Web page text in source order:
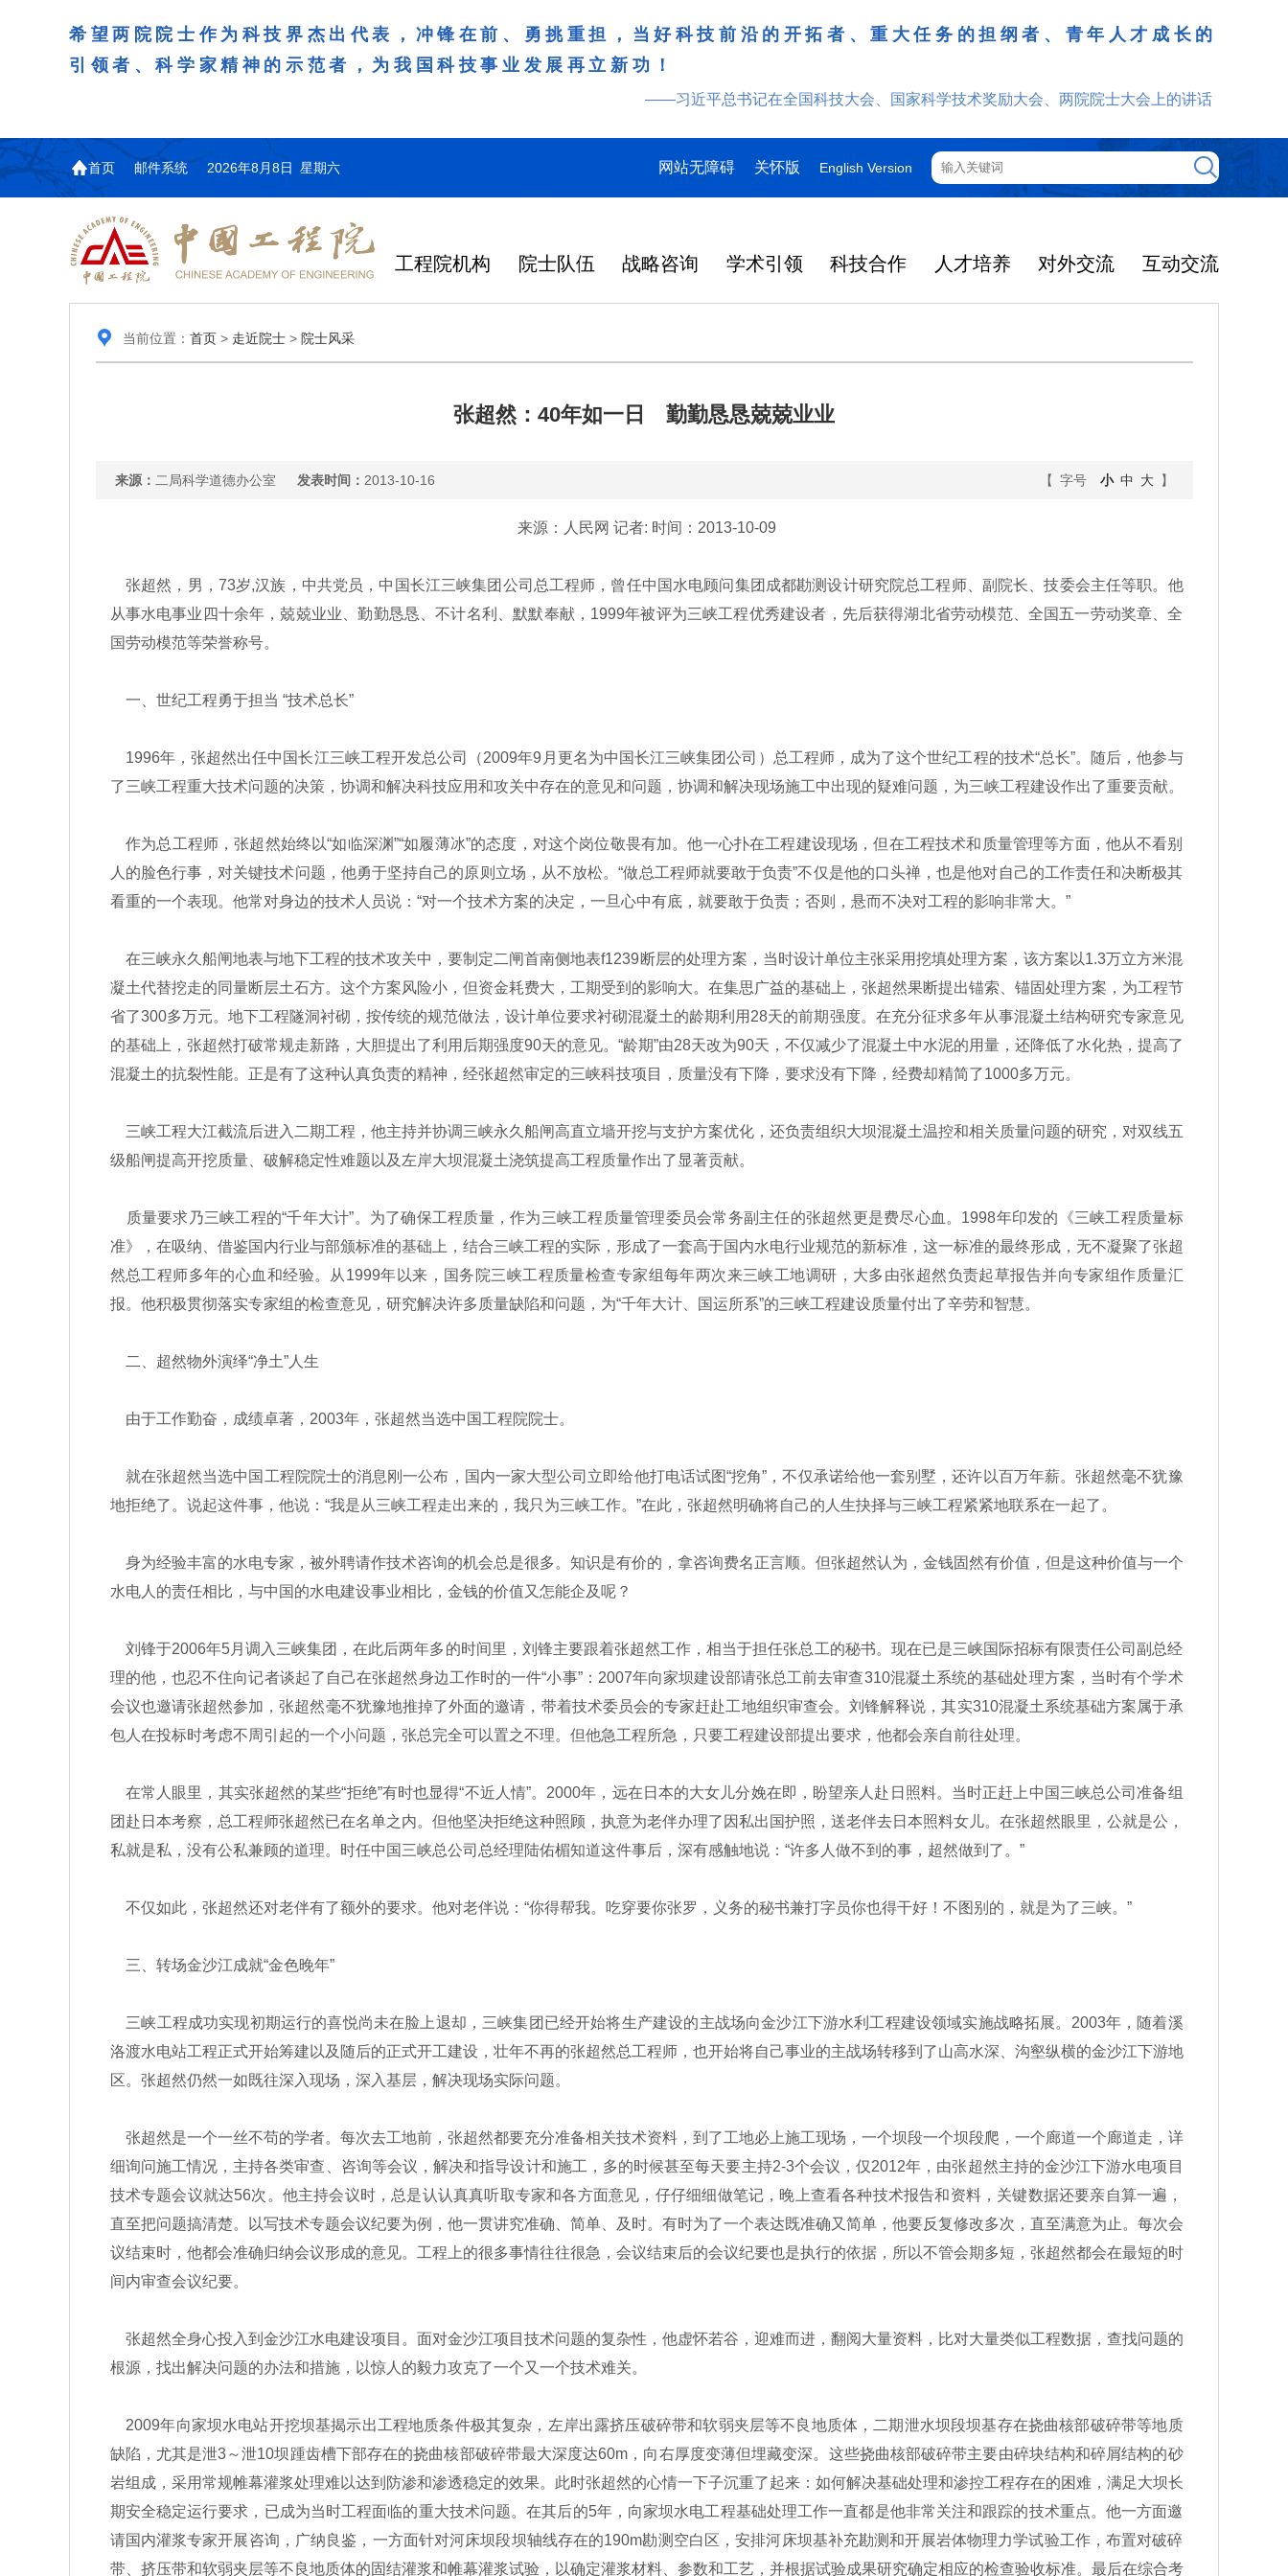
希望两院院士作为科技界杰出代表，冲锋在前、勇挑重担，当好科技前沿的开拓者、重大任务的担纲者、青年人才成长的
引领者、科学家精神的示范者，为我国科技事业发展再立新功！
——习近平总书记在全国科技大会、国家科学技术奖励大会、两院院士大会上的讲话
首页 邮件系统 2026年8月8日 星期六 网站无障碍 关怀版 English Version
工程院机构 院士队伍 战略咨询 学术引领 科技合作 人才培养 对外交流 互动交流
当前位置： 首页> 走近院士> 院士风采
张超然：40年如一日 勤勤恳恳兢兢业业
来源： 二局科学道德办公室 发表时间： 2013-10-16 【 字号 小 中 大】
来源：人民网 记者: 时间：2013-10-09
张超然，男，73岁,汉族，中共党员，中国长江三峡集团公司总工程师，曾任中国水电顾问集团成都勘测设计研究院总工程师、副院长、技委会主任等职。他
从事水电事业四十余年，兢兢业业、勤勤恳恳、不计名利、默默奉献，1999年被评为三峡工程优秀建设者，先后获得湖北省劳动模范、全国五一劳动奖章、全
国劳动模范等荣誉称号。
一、世纪工程勇于担当 “技术总长”
1996年，张超然出任中国长江三峡工程开发总公司（2009年9月更名为中国长江三峡集团公司）总工程师，成为了这个世纪工程的技术“总长”。随后，他参与
了三峡工程重大技术问题的决策，协调和解决科技应用和攻关中存在的意见和问题，协调和解决现场施工中出现的疑难问题，为三峡工程建设作出了重要贡献。
作为总工程师，张超然始终以“如临深渊”“如履薄冰”的态度，对这个岗位敬畏有加。他一心扑在工程建设现场，但在工程技术和质量管理等方面，他从不看别
人的脸色行事，对关键技术问题，他勇于坚持自己的原则立场，从不放松。“做总工程师就要敢于负责”不仅是他的口头禅，也是他对自己的工作责任和决断极其
看重的一个表现。他常对身边的技术人员说：“对一个技术方案的决定，一旦心中有底，就要敢于负责；否则，悬而不决对工程的影响非常大。”
在三峡永久船闸地表与地下工程的技术攻关中，要制定二闸首南侧地表f1239断层的处理方案，当时设计单位主张采用挖填处理方案，该方案以1.3万立方米混
凝土代替挖走的同量断层土石方。这个方案风险小，但资金耗费大，工期受到的影响大。在集思广益的基础上，张超然果断提出锚索、锚固处理方案，为工程节
省了300多万元。地下工程隧洞衬砌，按传统的规范做法，设计单位要求衬砌混凝土的龄期利用28天的前期强度。在充分征求多年从事混凝土结构研究专家意见
的基础上，张超然打破常规走新路，大胆提出了利用后期强度90天的意见。“龄期”由28天改为90天，不仅减少了混凝土中水泥的用量，还降低了水化热，提高了
混凝土的抗裂性能。正是有了这种认真负责的精神，经张超然审定的三峡科技项目，质量没有下降，要求没有下降，经费却精简了1000多万元。
三峡工程大江截流后进入二期工程，他主持并协调三峡永久船闸高直立墙开挖与支护方案优化，还负责组织大坝混凝土温控和相关质量问题的研究，对双线五
级船闸提高开挖质量、破解稳定性难题以及左岸大坝混凝土浇筑提高工程质量作出了显著贡献。
质量要求乃三峡工程的“千年大计”。为了确保工程质量，作为三峡工程质量管理委员会常务副主任的张超然更是费尽心血。1998年印发的《三峡工程质量标
准》，在吸纳、借鉴国内行业与部颁标准的基础上，结合三峡工程的实际，形成了一套高于国内水电行业规范的新标准，这一标准的最终形成，无不凝聚了张超
然总工程师多年的心血和经验。从1999年以来，国务院三峡工程质量检查专家组每年两次来三峡工地调研，大多由张超然负责起草报告并向专家组作质量汇
报。他积极贯彻落实专家组的检查意见，研究解决许多质量缺陷和问题，为“千年大计、国运所系”的三峡工程建设质量付出了辛劳和智慧。
二、超然物外演绎“净土”人生
由于工作勤奋，成绩卓著，2003年，张超然当选中国工程院院士。
就在张超然当选中国工程院院士的消息刚一公布，国内一家大型公司立即给他打电话试图“挖角”，不仅承诺给他一套别墅，还许以百万年薪。张超然毫不犹豫
地拒绝了。说起这件事，他说：“我是从三峡工程走出来的，我只为三峡工作。”在此，张超然明确将自己的人生抉择与三峡工程紧紧地联系在一起了。
身为经验丰富的水电专家，被外聘请作技术咨询的机会总是很多。知识是有价的，拿咨询费名正言顺。但张超然认为，金钱固然有价值，但是这种价值与一个
水电人的责任相比，与中国的水电建设事业相比，金钱的价值又怎能企及呢？
刘锋于2006年5月调入三峡集团，在此后两年多的时间里，刘锋主要跟着张超然工作，相当于担任张总工的秘书。现在已是三峡国际招标有限责任公司副总经
理的他，也忍不住向记者谈起了自己在张超然身边工作时的一件“小事”：2007年向家坝建设部请张总工前去审查310混凝土系统的基础处理方案，当时有个学术
会议也邀请张超然参加，张超然毫不犹豫地推掉了外面的邀请，带着技术委员会的专家赶赴工地组织审查会。刘锋解释说，其实310混凝土系统基础方案属于承
包人在投标时考虑不周引起的一个小问题，张总完全可以置之不理。但他急工程所急，只要工程建设部提出要求，他都会亲自前往处理。
在常人眼里，其实张超然的某些“拒绝”有时也显得“不近人情”。2000年，远在日本的大女儿分娩在即，盼望亲人赴日照料。当时正赶上中国三峡总公司准备组
团赴日本考察，总工程师张超然已在名单之内。但他坚决拒绝这种照顾，执意为老伴办理了因私出国护照，送老伴去日本照料女儿。在张超然眼里，公就是公，
私就是私，没有公私兼顾的道理。时任中国三峡总公司总经理陆佑楣知道这件事后，深有感触地说：“许多人做不到的事，超然做到了。”
不仅如此，张超然还对老伴有了额外的要求。他对老伴说：“你得帮我。吃穿要你张罗，义务的秘书兼打字员你也得干好！不图别的，就是为了三峡。”
三、转场金沙江成就“金色晚年”
三峡工程成功实现初期运行的喜悦尚未在脸上退却，三峡集团已经开始将生产建设的主战场向金沙江下游水利工程建设领域实施战略拓展。2003年，随着溪
洛渡水电站工程正式开始筹建以及随后的正式开工建设，壮年不再的张超然总工程师，也开始将自己事业的主战场转移到了山高水深、沟壑纵横的金沙江下游地
区。张超然仍然一如既往深入现场，深入基层，解决现场实际问题。
张超然是一个一丝不苟的学者。每次去工地前，张超然都要充分准备相关技术资料，到了工地必上施工现场，一个坝段一个坝段爬，一个廊道一个廊道走，详
细询问施工情况，主持各类审查、咨询等会议，解决和指导设计和施工，多的时候甚至每天要主持2-3个会议，仅2012年，由张超然主持的金沙江下游水电项目
技术专题会议就达56次。他主持会议时，总是认认真真听取专家和各方面意见，仔仔细细做笔记，晚上查看各种技术报告和资料，关键数据还要亲自算一遍，
直至把问题搞清楚。以写技术专题会议纪要为例，他一贯讲究准确、简单、及时。有时为了一个表达既准确又简单，他要反复修改多次，直至满意为止。每次会
议结束时，他都会准确归纳会议形成的意见。工程上的很多事情往往很急，会议结束后的会议纪要也是执行的依据，所以不管会期多短，张超然都会在最短的时
间内审查会议纪要。
张超然全身心投入到金沙江水电建设项目。面对金沙江项目技术问题的复杂性，他虚怀若谷，迎难而进，翻阅大量资料，比对大量类似工程数据，查找问题的
根源，找出解决问题的办法和措施，以惊人的毅力攻克了一个又一个技术难关。
2009年向家坝水电站开挖坝基揭示出工程地质条件极其复杂，左岸出露挤压破碎带和软弱夹层等不良地质体，二期泄水坝段坝基存在挠曲核部破碎带等地质
缺陷，尤其是泄3～泄10坝踵齿槽下部存在的挠曲核部破碎带最大深度达60m，向右厚度变薄但埋藏变深。这些挠曲核部破碎带主要由碎块结构和碎屑结构的砂
岩组成，采用常规帷幕灌浆处理难以达到防渗和渗透稳定的效果。此时张超然的心情一下子沉重了起来：如何解决基础处理和渗控工程存在的困难，满足大坝长
期安全稳定运行要求，已成为当时工程面临的重大技术问题。在其后的5年，向家坝水电工程基础处理工作一直都是他非常关注和跟踪的技术重点。他一方面邀
请国内灌浆专家开展咨询，广纳良鉴，一方面针对河床坝段坝轴线存在的190m勘测空白区，安排河床坝基补充勘测和开展岩体物理力学试验工作，布置对破碎
带、挤压带和软弱夹层等不良地质体的固结灌浆和帷幕灌浆试验，以确定灌浆材料、参数和工艺，并根据试验成果研究确定相应的检查验收标准。最后在综合考